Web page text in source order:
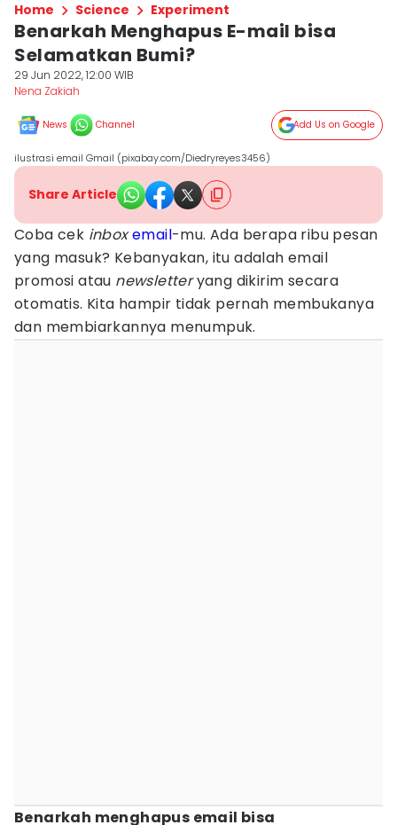
Home Science Experiment
Benarkah Menghapus E-mail bisa
Selamatkan Bumi?
29 Jun 2022, 12:00 WIB
Nena Zakiah
News Channel Add Us on Google
ilustrasi email Gmail (pixabay.com/Diedryreyes3456)
Share Article
Coba cek inboxemail-mu. Ada berapa ribu pesan
yang masuk? Kebanyakan, itu adalah email
promosi atau newsletteryang dikirim secara
otomatis. Kita hampir tidak pernah membukanya
dan membiarkannya menumpuk.
Benarkah menghapus email bisa